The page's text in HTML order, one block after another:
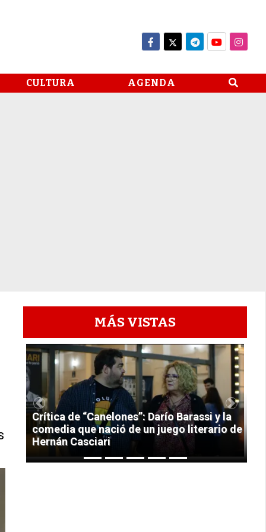
CULTURA AGENDA
MÁS VISTAS
1
Crítica de “Canelones”: Darío Barassi y la
comedia que nació de un juego literario de
Hernán Casciari
Previous Next